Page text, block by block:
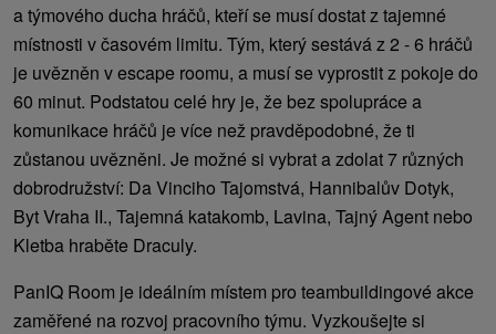
a týmového ducha hráčů, kteří se musí dostat z tajemné
místnosti v časovém limitu. Tým, který sestává z 2 - 6 hráčů
je uvězněn v escape roomu, a musí se vyprostit z pokoje do
60 minut. Podstatou celé hry je, že bez spolupráce a
komunikace hráčů je více než pravděpodobné, že ti
zůstanou uvězněni. Je možné si vybrat a zdolat 7 různých
dobrodružství: Da Vinciho Tajomstvá, Hannibalův Dotyk,
Byt Vraha II., Tajemná katakomb, Lavina, Tajný Agent nebo
Kletba hraběte Draculy.
PanIQ Room je ideálním místem pro teambuildingové akce
zaměřené na rozvoj pracovního týmu. Vyzkoušejte si